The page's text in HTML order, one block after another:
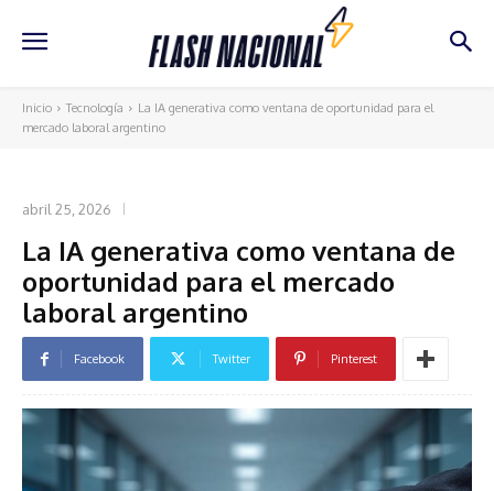
Inicio Tecnología
La IA generativa como ventana de oportunidad para el
mercado laboral argentino
abril 25, 2026
La IA generativa como ventana de
oportunidad para el mercado
laboral argentino
Facebook Twitter Pinterest